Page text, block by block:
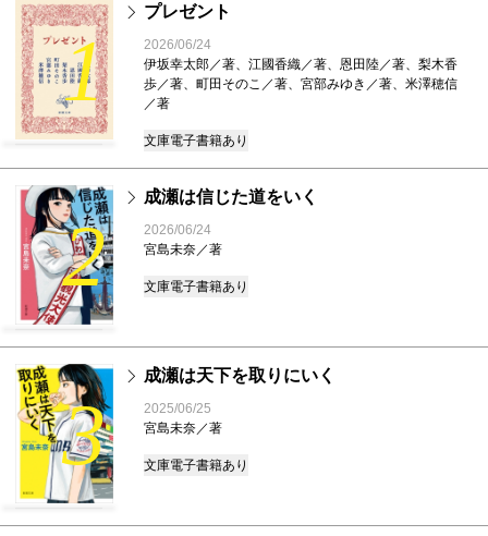
1
プレゼント
2026/06/24
伊坂幸太郎／著、江國香織／著、恩田陸／著、梨木香
歩／著、町田そのこ／著、宮部みゆき／著、米澤穂信
／著
文庫電子書籍あり
2
成瀬は信じた道をいく
2026/06/24
宮島未奈／著
文庫電子書籍あり
3
成瀬は天下を取りにいく
2025/06/25
宮島未奈／著
文庫電子書籍あり